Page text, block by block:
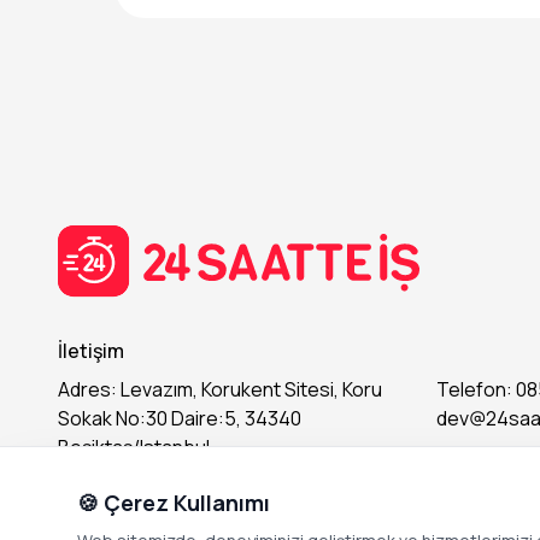
-Raporlama ve belge takibi yapmak
-Muhasebe veya finans alanında deneyimli
-MS Office ve tercihen muhasebe programlarını
İletişim
Adres: Levazım, Korukent Sitesi, Koru
Sokak No:30 Daire:5, 34340
Beşiktaş/Istanbul
Telefon:
🍪 Çerez Kullanımı